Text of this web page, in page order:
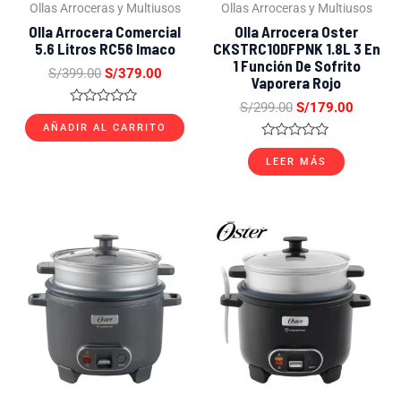
Ollas Arroceras y Multiusos
Olla Arrocera Comercial
5.6 Litros RC56 Imaco
S/399.00 S/379.00
Valorado
con
0
AÑADIR AL CARRITO
Ollas Arroceras y Multiusos
Olla Arrocera Oster
CKSTRC10DFPNK 1.8L 3 En
1 Función De Sofrito
Vaporera Rojo
S/299.00 S/179.00
Valorado
con
0
LEER MÁS
precio
original
era:
S/369.00.
actual
es:
S/229.00.
precio
original
era:
S/299.00.
es:
S/